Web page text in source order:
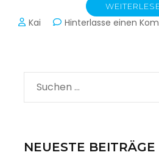
Kai Hinterlasse einen
Suchen
nach:
NEUESTE BEITRÄGE